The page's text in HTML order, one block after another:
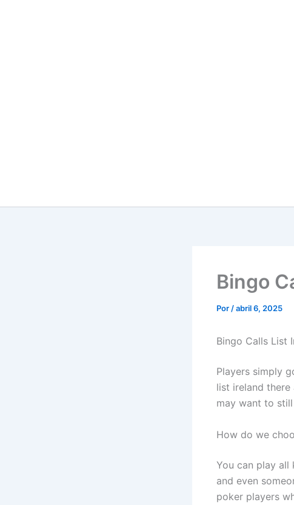
Bingo
Por /abril 6, 2025
Bingo Calls List
Players simply
list ireland there
may want to
How do we
You can play all
and even
poker players